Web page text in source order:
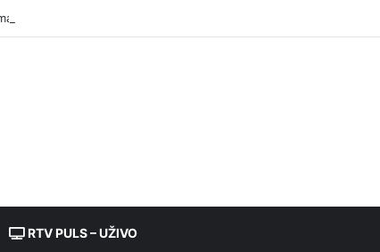
proizvodnja struje u BiH, nema nestašica ni poskupljenja
RTV PULS – UŽIVO